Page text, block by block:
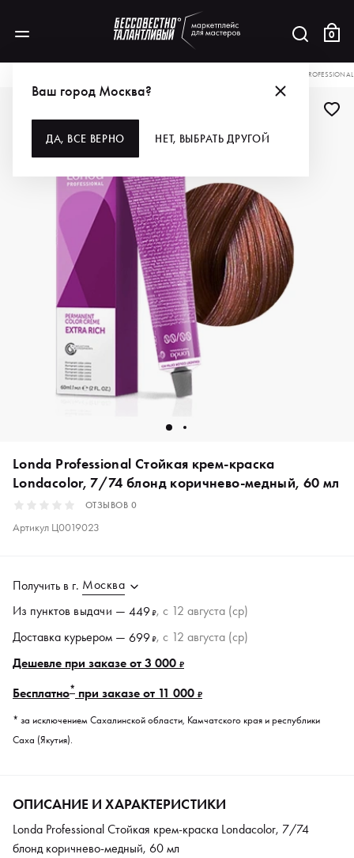
0
Ваш город Москва?
ДА, ВСЕ ВЕРНО НЕТ, ВЫБРАТЬ ДРУГОЙ
LONDA
Londa Professional Стойкая крем-краска
Londacolor, 7/74 блонд коричнево-медный, 60 мл
ОТЗЫВОВ 0
Артикул Ц0019023
Получить в г. Москва
Из пунктов выдачи — 449₽, c 12 августа (ср)
Доставка курьером — 699₽, c 12 августа (ср)
Дешевле при заказе от 3 000 ₽
Бесплатно* при заказе от 11 000 ₽
* за исключением Сахалинской области, Камчатского края и республики
Саха (Якутия).
ОПИСАНИЕ И ХАРАКТЕРИСТИКИ
Londa Professional Стойкая крем-краска Londacolor, 7/74
блонд коричнево-медный, 60 мл